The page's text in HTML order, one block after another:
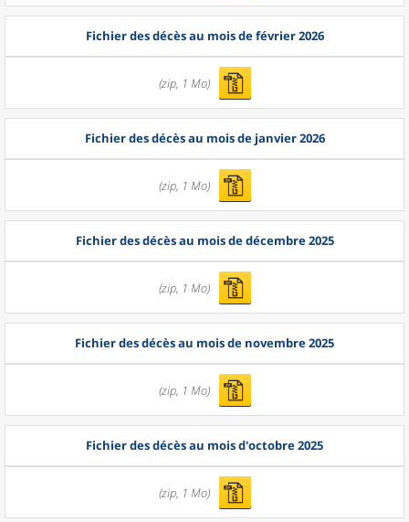
Fichier des décès au mois de février 2026
(zip, 1 Mo)
Fichier des décès au mois de janvier 2026
(zip, 1 Mo)
Fichier des décès au mois de décembre 2025
(zip, 1 Mo)
Fichier des décès au mois de novembre 2025
(zip, 1 Mo)
Fichier des décès au mois d'octobre 2025
(zip, 1 Mo)